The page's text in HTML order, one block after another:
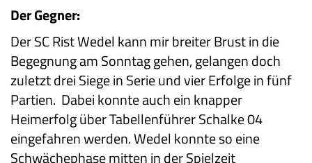
Der Gegner:
Der SC Rist Wedel kann mir breiter Brust in die
Begegnung am Sonntag gehen, gelangen doch
zuletzt drei Siege in Serie und vier Erfolge in fünf
Partien. Dabei konnte auch ein knapper
Heimerfolg über Tabellenführer Schalke 04
eingefahren werden. Wedel konnte so eine
Schwächephase mitten in der Spielzeit